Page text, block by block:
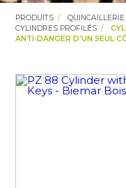
PRODUITS QUINCAILLERIE
CYLINDRES PROFILÉS
ANTI-DANGER D'UN SEUL